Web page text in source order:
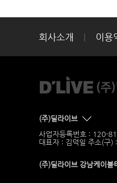
회사소개 이용
(주)딜라이브
사업자등록번호 : 120-
대표자 : 김덕일 주소(구
(주)딜라이브 강남케이블